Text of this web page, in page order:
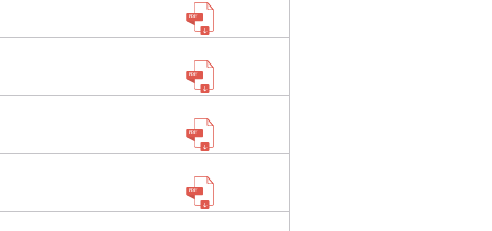
Contact Us
Police Station Incharge
Senior Police Officers
Emergency Contacts